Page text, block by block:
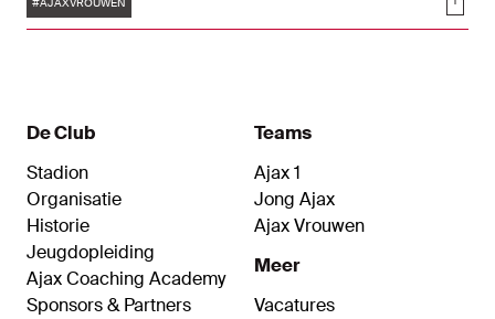
#AJAXVROUWEN
De Club
Stadion
Organisatie
Historie
Jeugdopleiding
Ajax Coaching Academy
Sponsors & Partners
Teams
Ajax 1
Jong Ajax
Ajax Vrouwen
Meer
Vacatures